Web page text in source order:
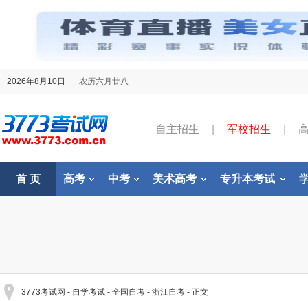
2026年8月10日 农历六月廿八
自主招生 军校招生
首 页 高考 中考 美术高考 专升本考试
3773考试网 - 自学考试 - 全国自考 - 浙江自考 - 正文